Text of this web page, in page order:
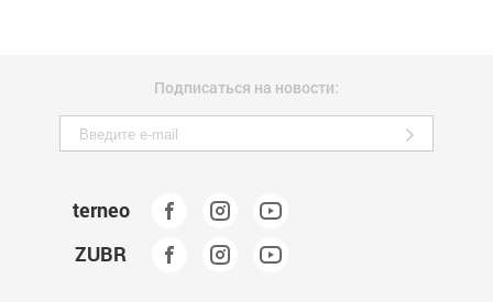
Подписаться на новости:
terneo
ZUBR